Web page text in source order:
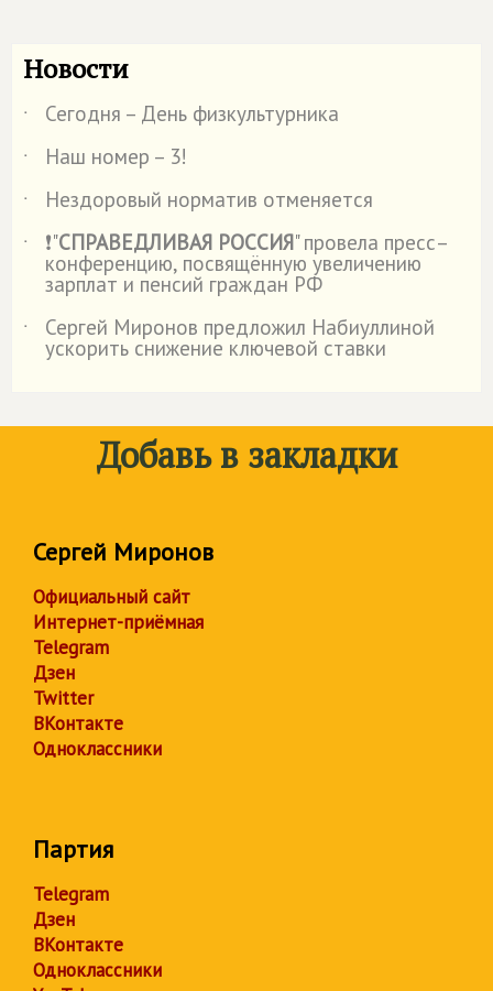
Новости
˙
Сегодня – День физкультурника
˙
Наш номер – 3!
˙
Нездоровый норматив отменяется
˙
❗"СПРАВЕДЛИВАЯ РОССИЯ" провела пресс–
конференцию, посвящённую увеличению
зарплат и пенсий граждан РФ
˙
Сергей Миронов предложил Набиуллиной
ускорить снижение ключевой ставки
Добавь в закладки
Сергей Миронов
Официальный сайт
Интернет-приёмная
Telegram
Дзен
Twitter
ВКонтакте
Одноклассники
Партия
Telegram
Дзен
ВКонтакте
Одноклассники